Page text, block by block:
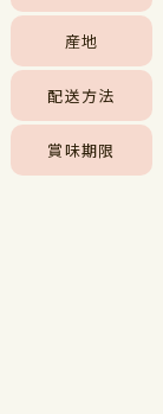
産地
配送方法
賞味期限